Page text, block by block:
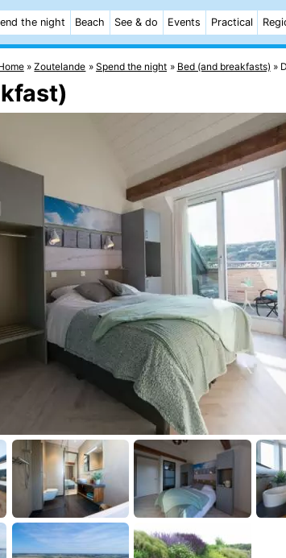
the night Beach See & do Events Practical
Zoutelande Spend the night Bed (and breakfasts)